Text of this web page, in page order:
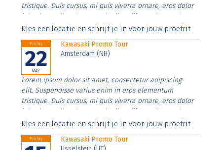
tristique. Duis cursus, mi quis viverra ornare, eros dolor
interdum nulla, ut commodo diam libero vitae erat.
Aenean faucibus nibh et justo cursus id rutrum lorem
Kies een locatie en schrijf je in voor jouw proefrit
Friday
22
MAY
Kawasaki Promo Tour
Amsterdam (NH)
Lorem ipsum dolor sit amet, consectetur adipiscing
elit. Suspendisse varius enim in eros elementum
tristique. Duis cursus, mi quis viverra ornare, eros dolor
interdum nulla, ut commodo diam libero vitae erat.
Aenean faucibus nibh et justo cursus id rutrum lorem
Kies een locatie en schrijf je in voor jouw proefrit
Friday
Kawasaki Promo Tour